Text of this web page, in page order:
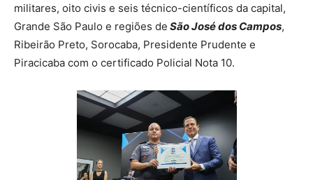
militares, oito civis e seis técnico-científicos da capital,
Grande São Paulo e regiões de São José dos Campos,
Ribeirão Preto, Sorocaba, Presidente Prudente e
Piracicaba com o certificado Policial Nota 10.